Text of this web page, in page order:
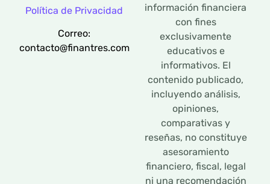
información financiera
con fines
exclusivamente
educativos e
informativos. El
contenido publicado,
incluyendo análisis,
opiniones,
comparativas y
reseñas, no constituye
asesoramiento
financiero, fiscal, legal
ni una recomendación
Política de Privacidad
Correo:
contacto@finantres.com